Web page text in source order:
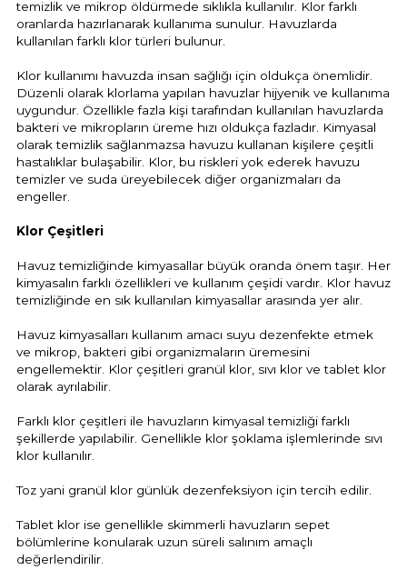
Dezenfektan
Parlatıcı
Düşürücü Toz
Gemaş %90 Tablet Klor
Gemaş hazır kimyasal bakım seti
Gemaş Multi Tablet Klor 200 gr
Ayak Dezenfektanı
Demir ve Setlik Giderici
Havuz Suyu Bağlı Klor Giderici
Kalsiyum Hipoklorit %65 Klor
Multi %90 Tablet Klor
Sıvı Asit Hidroklorik
Sıvı Klor Sodyum Hipoklorit
Sıvı Ph- Düşürücü
Wtr Havuz Kimyasalları Setleri
Havuz Sıvı Klor
Havuz Bağlı Klor Giderici
Havuz İyon Baglayıcı
Havuz Kışlık Bakım Ürünü
Havuz Toz Ph+ Yükseltici
Selenoid Havuz Kimyasalları
Hayward Havuz
Beatbot Havuz
Bwt Havuz Robotları
Gemaş Tuz
Dozaj Pompası
Zodiac Tuz
Havuz Trafoları
Lamba Yedek
Süs Havuzu
Havuz Merdiven
Havuz Dip
Havuz Besi
Abs Skimmer
Havuz Dozaj
Mspa Jakuzi
Su Sporları Dünyası
Havuz Vana
temizlik ve mikrop öldürmede sıklıkla kullanılır. Klor farklı
oranlarda hazırlanarak kullanıma sunulur. Havuzlarda
kullanılan farklı klor türleri bulunur.
Klor kullanımı havuzda insan sağlığı için oldukça önemlidir.
Düzenli olarak klorlama yapılan havuzlar hijyenik ve kullanıma
uygundur. Özellikle fazla kişi tarafından kullanılan havuzlarda
bakteri ve mikropların üreme hızı oldukça fazladır. Kimyasal
olarak temizlik sağlanmazsa havuzu kullanan kişilere çeşitli
hastalıklar bulaşabilir. Klor, bu riskleri yok ederek havuzu
temizler ve suda üreyebilecek diğer organizmaları da
engeller.
Klor Çeşitleri
Havuz temizliğinde kimyasallar büyük oranda önem taşır. Her
kimyasalın farklı özellikleri ve kullanım çeşidi vardır. Klor havuz
temizliğinde en sık kullanılan kimyasallar arasında yer alır.
Havuz kimyasalları kullanım amacı suyu dezenfekte etmek
ve mikrop, bakteri gibi organizmaların üremesini
engellemektir. Klor çeşitleri granül klor, sıvı klor ve tablet klor
olarak ayrılabilir.
Farklı klor çeşitleri ile havuzların kimyasal temizliği farklı
şekillerde yapılabilir. Genellikle klor şoklama işlemlerinde sıvı
klor kullanılır.
Toz yani granül klor günlük dezenfeksiyon için tercih edilir.
Tablet klor ise genellikle skimmerli havuzların sepet
bölümlerine konularak uzun süreli salınım amaçlı
değerlendirilir.